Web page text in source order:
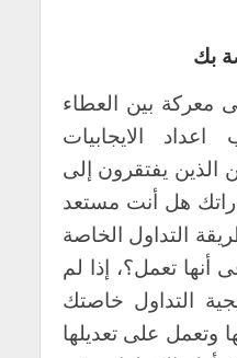
معركة بين العطاء
الايجابيات
الذين يفتقرون إلى
هل أنت مستعد
التداول الخاصة
أنها تعمل؟، إذا لم
التداول خاصتك
وتعمل على تعديلها